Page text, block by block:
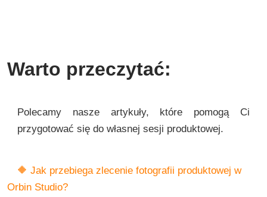
Warto przeczytać:
Polecamy nasze artykuły, które pomogą Ci
przygotować się do własnej sesji produktowej.
🔶 Jak przebiega zlecenie fotografii produktowej w
Orbin Studio?